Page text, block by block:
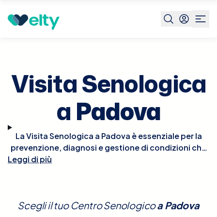
Prenota visita
Visita Senologica
a Padova
La Visita Senologica a Padova è essenziale per la
prevenzione, diagnosi e gestione di condizioni che
interessano il seno, comprese le patologie benigne
cambiamenti nella forma o dimensione del seno.
Leggi di più
Scegli il tuo Centro Senologicoa Padova